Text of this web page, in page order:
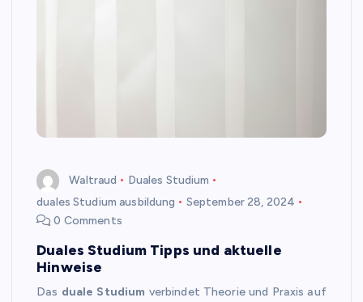
Waltraud
Duales Studium
duales Studium ausbildung
September 28, 2024
0 Comments
Duales Studium Tipps und aktuelle
Hinweise
Das duale Studium verbindet Theorie und Praxis auf